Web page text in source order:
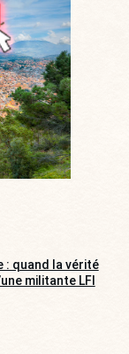
: quand la vérité
militante LFI